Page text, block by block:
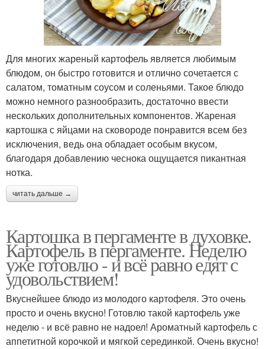
Для многих жареный картофель является любимым
блюдом, он быстро готовится и отлично сочетается с
салатом, томатным соусом и соленьями. Такое блюдо
можно немного разнообразить, достаточно ввести
нескольких дополнительных компонентов. Жареная
картошка с яйцами на сковороде понравится всем без
исключения, ведь она обладает особым вкусом,
благодаря добавлению чеснока ощущается пикантная
нотка.
читать дальше →
Картошка в пергаменте в духовке.
Картофель в пергаменте. Неделю
уже готовлю - и всё равно едят с
удовольствием!
Вкуснейшее блюдо из молодого картофеля. Это очень
просто и очень вкусно! Готовлю такой картофель уже
неделю - и всё равно не надоел! Ароматный картофель с
аппетитной корочкой и мягкой серединкой. Очень вкусно!